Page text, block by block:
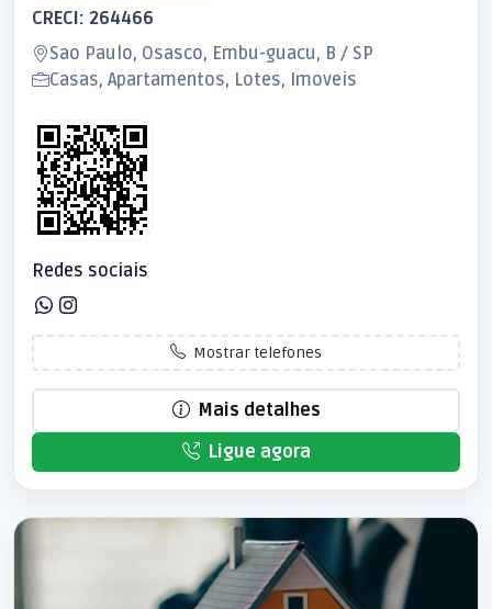
CRECI: 264466
Sao Paulo, Osasco, Embu-guacu, B / SP
Casas, Apartamentos, Lotes, Imoveis
Redes sociais
Mostrar telefones
Mais detalhes
Ligue agora